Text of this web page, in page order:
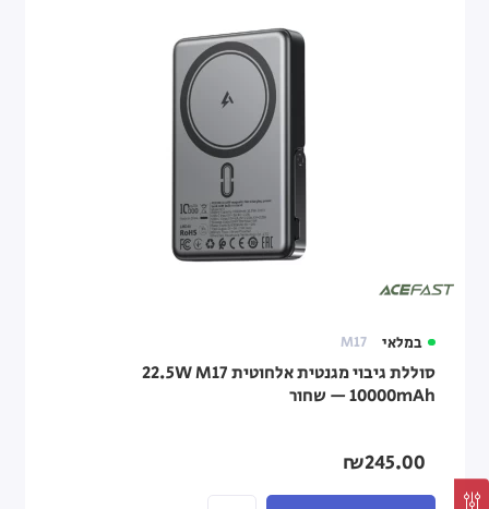
במלאי M17
סוללת גיבוי מגנטית אלחוטית M17 ‏22.5W
₪245.00